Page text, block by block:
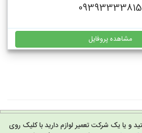
09393333815
مشاهده پروفایل
یا یک شرکت تعمیر لوازم دارید با کلیک روی